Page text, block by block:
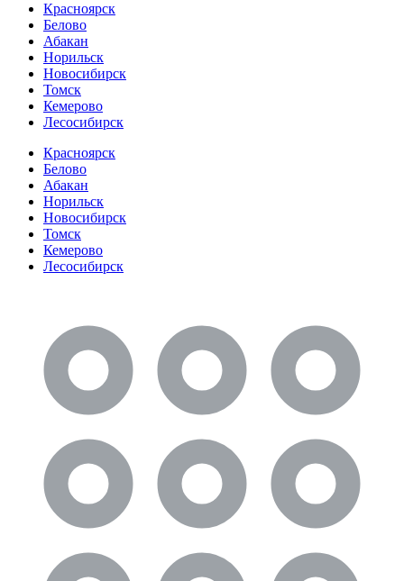
Красноярск
Белово
Абакан
Норильск
Новосибирск
Томск
Кемерово
Лесосибирск
Красноярск
Белово
Абакан
Норильск
Новосибирск
Томск
Кемерово
Лесосибирск